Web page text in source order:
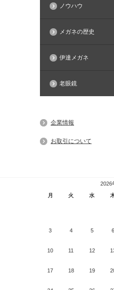
ノウハウ
メガネの歴史
伊達メガネ
老眼鏡
企業情報
お取引について
2026
月
火 水
3 4 5 6
10 11 12
17 18 19